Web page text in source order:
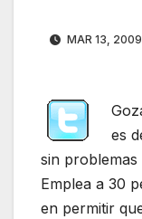
MAR 13, 2009
es
sin
Emplea a 30
en permitir